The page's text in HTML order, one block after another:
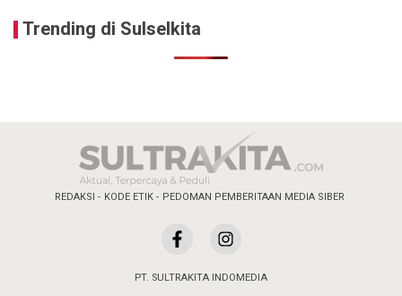
Trending di Sulselkita
REDAKSI KODE ETIK PEDOMAN PEMBERITAAN MEDIA SIBER
PT. SULTRAKITA INDOMEDIA